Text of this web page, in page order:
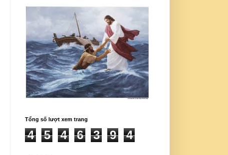
Tổng số lượt xem trang
4 5 4 6 3 9 4